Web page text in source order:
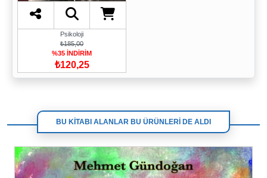
Psikoloji
₺185,00
%35 İNDİRİM
₺120,25
BU KİTABI ALANLAR BU ÜRÜNLERİ DE ALDI